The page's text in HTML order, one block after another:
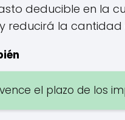
deducible en la
reducirá la
el plazo de los